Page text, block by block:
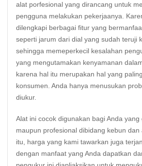
alat porfesional yang dirancang untuk
pengguna melakukan pekerjaanya.
dilengkapi berbagai fitur yang
seperti jarum dari dial yang sudah teruji
sehingga memeperkecil kesalahan
yang mengutamakan kenyamanan
karena hal itu merupakan hal yang
konsumen. Anda hanya menusukan
diukur.
Alat ini cocok digunakan bagi Anda
maupun profesional dibidang kebun dan
itu, harga yang kami tawarkan juga
dengan manfaat yang Anda dapatkan